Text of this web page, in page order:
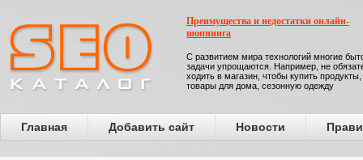
Преимущества и недостатки онлайн-
шоппинга
С развитием мира технологий многие
задачи упрощаются. Например, не
ходить в магазин, чтобы купить продукты,
товары для дома, сезонную одежду
Главная Добавить сайт Новости